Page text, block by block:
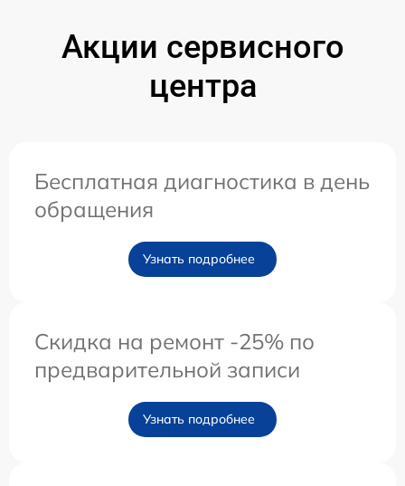
Акции сервисного
центра
Бесплатная диагностика в день
обращения
Узнать подробнее
Скидка на ремонт -25% по
предварительной записи
Узнать подробнее